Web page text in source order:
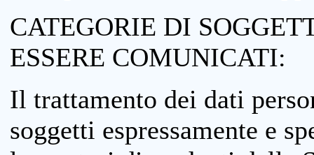
CATEGORIE DI
ESSERE COMUNICATI:
Il trattamento dei dati
soggetti espressamente e